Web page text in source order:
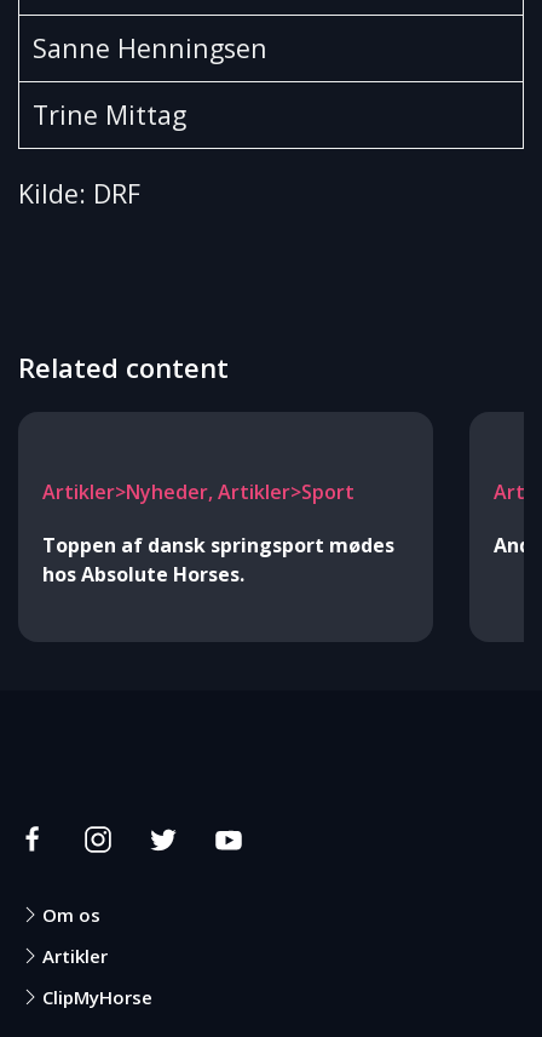
Sanne Henningsen
Trine Mittag
Kilde: DRF
Related content
Artikler>Nyheder, Artikler>Sport
Toppen af dansk springsport mødes
hos Absolute Horses.
Om os
Artikler
ClipMyHorse